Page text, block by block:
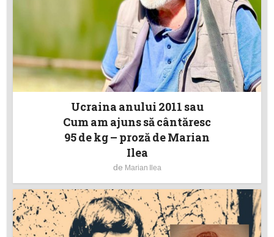
Ucraina anului 2011 sau
Cum am ajuns să cântăresc
95 de kg – proză de Marian
Ilea
de Marian Ilea